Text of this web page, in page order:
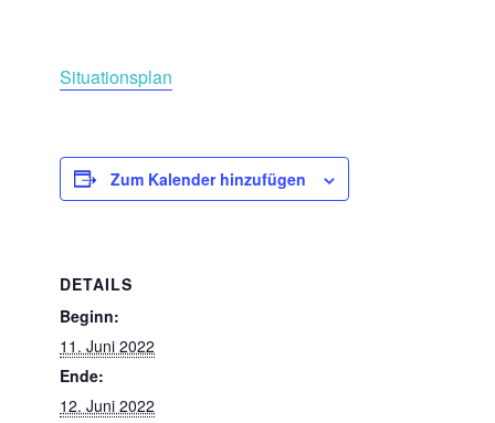
Situationsplan
Zum Kalender hinzufügen
DETAILS
Beginn:
11. Juni 2022
Ende:
12. Juni 2022